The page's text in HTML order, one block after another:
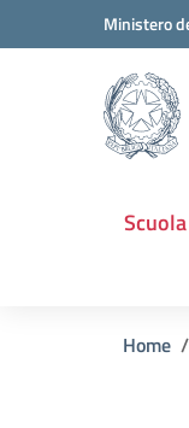
Vai ai contenuti
Vai al menu diMinistero
Scuola
Home